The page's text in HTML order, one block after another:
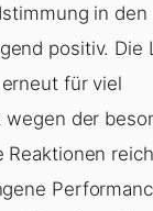
in den
positiv. Die
für viel
der
Reaktionen